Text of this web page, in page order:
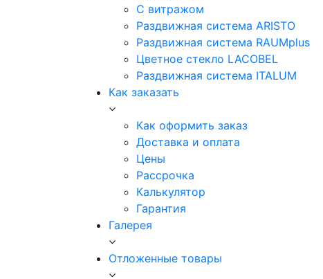
C витражом
Раздвижная система ARISTO
Раздвижная система RAUMplus
Цветное стекло LACOBEL
Раздвижная система ITALUM
Как заказать
Как оформить заказ
Доставка и оплата
Цены
Рассрочка
Калькулятор
Гарантия
Галерея
Отложенные товары